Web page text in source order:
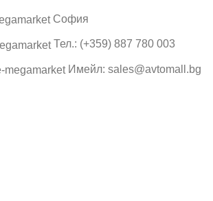
София
Тел.: (+359) 887 780 003
Имейл: sales@avtomall.bg